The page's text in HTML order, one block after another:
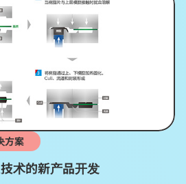
方案
术的新产品开发